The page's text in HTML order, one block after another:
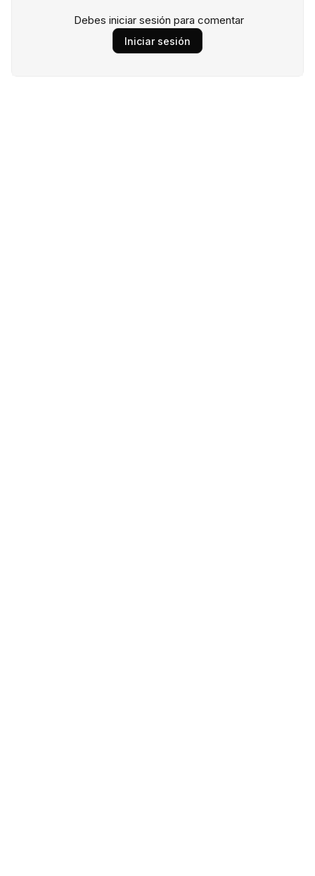
Debes iniciar sesión para comentar
Iniciar sesión